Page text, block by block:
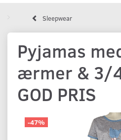
Sleepwear
Pyjamas
ærmer & 3/
GOD PRIS
-47%